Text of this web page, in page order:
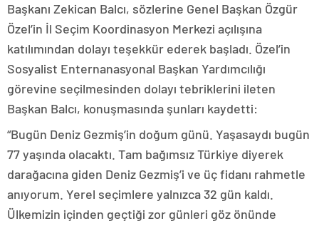
Başkanı Zekican Balcı, sözlerine Genel Başkan Özgür
Özel’in İl Seçim Koordinasyon Merkezi açılışına
katılımından dolayı teşekkür ederek başladı. Özel’in
Sosyalist Enternanasyonal Başkan Yardımcılığı
görevine seçilmesinden dolayı tebriklerini ileten
Başkan Balcı, konuşmasında şunları kaydetti:
“Bugün Deniz Gezmiş’in doğum günü. Yaşasaydı bugün
77 yaşında olacaktı. Tam bağımsız Türkiye diyerek
darağacına giden Deniz Gezmiş’i ve üç fidanı rahmetle
anıyorum. Yerel seçimlere yalnızca 32 gün kaldı.
Ülkemizin içinden geçtiği zor günleri göz önünde